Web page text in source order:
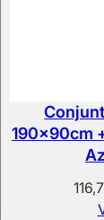
190x90cm